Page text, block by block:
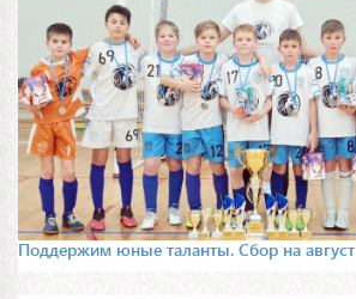
Поддержим юные таланты. Сбор на август